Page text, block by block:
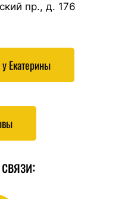
пр., д. 176
у Екатерины